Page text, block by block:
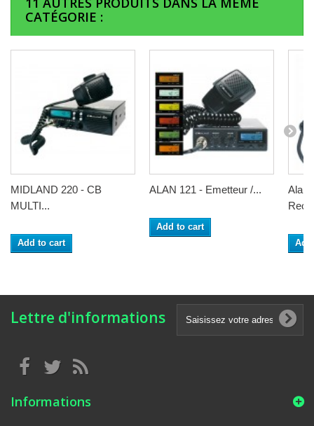
CATÉGORIE :
MIDLAND 220 - CB
MULTI...
Add to cart
ALAN 121 - Emetteur /...
Add to cart
Alan
Lettre d'informations
Informations